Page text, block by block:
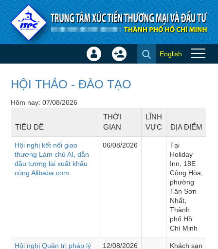
Truy cập nội dung luôn
Sự kiện
Đăng
Tạo
English
HỘI THẢO - ĐÀO TẠO
Hôm nay: 07/08/2026
TIÊU ĐỀ
THỜI
GIAN
LĨNH
VỰC
ĐỊA ĐIỂM
Hội nghị kết nối giao
thương Làm chủ AI, dẫn
đầu tương lai xuất khẩu
cùng Alibaba.com
06/08/2026
Tại
Holiday
Inn, 18E
Cộng Hòa,
phường
Tân Sơn
Nhất,
Thành
phố Hồ
Chí Minh
Hội nghị Quản trị pháp lý
12/08/2026
Khách sạn